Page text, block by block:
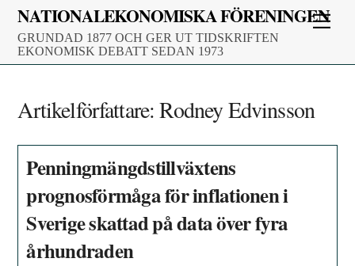
Skip
content
NATIONALEKONOMISKA FÖRENINGEN
GRUNDAD 1877 OCH GER UT TIDSKRIFTEN
EKONOMISK DEBATT SEDAN 1973
Artikelförfattare:Rodney Edvinsson
Penningmängdstillväxtens
prognosförmåga för inflationen i
Sverige skattad på data över fyra
århundraden